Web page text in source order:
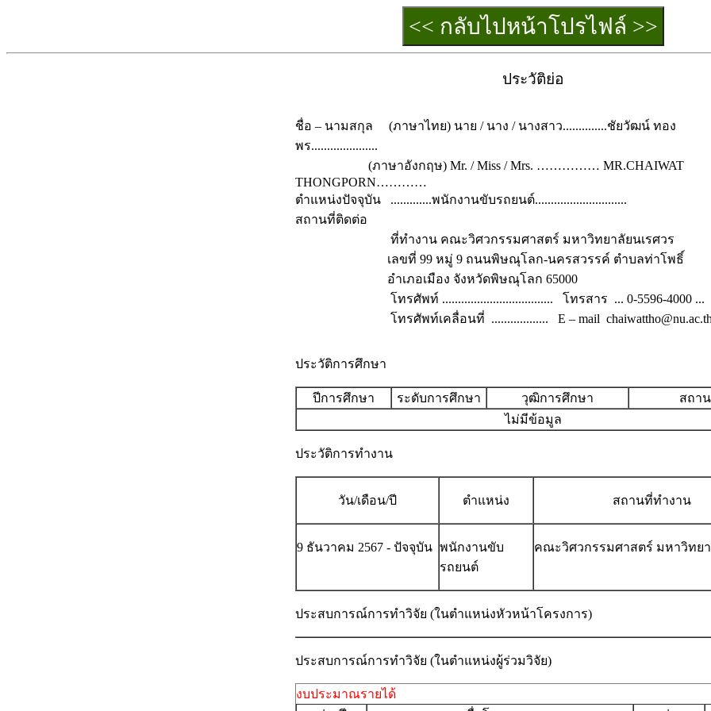
ประวัติย่อ
ชื่อ – นามสกุล (ภาษาไทย) นาย / นาง / นางสาว..............ชัยวัฒน์ ทอง
พร.....................
(ภาษาอังกฤษ) Mr. / Miss / Mrs. …………… MR.CHAIWAT
THONGPORN…………
ตำแหน่งปัจจุบัน .............พนักงานขับรถยนต์.............................
สถานที่ติดต่อ
ที่ทำงาน คณะวิศวกรรมศาสตร์ มหาวิทยาลัยนเรศวร
เลขที่ 99 หมู่ 9 ถนนพิษณุโลก-นครสวรรค์ ตำบลท่าโพธิ์
อำเภอเมือง จังหวัดพิษณุโลก 65000
โทรศัพท์ ................................... โทรสาร ... 0-5596-4000 ...
โทรศัพท์เคลื่อนที่ .................. E – mail
ประวัติการศึกษา
ปีการศึกษา ระดับการศึกษา วุฒิการศึกษา
สถา
ไม่มีข้อมูล
ประวัติการทำงาน
วัน/เดือน/ปี ตำแหน่ง สถานที่ทำงาน
9 ธันวาคม 2567 - ปัจจุบัน พนักงานขับ
รถยนต์
คณะวิศวกรรมศาสตร์ มหาวิทยา
ประสบการณ์การทำวิจัย (ในตำแหน่งหัวหน้าโครงการ)
ประสบการณ์การทำวิจัย (ในตำแหน่งผู้ร่วมวิจัย)
งบประมาณรายได้